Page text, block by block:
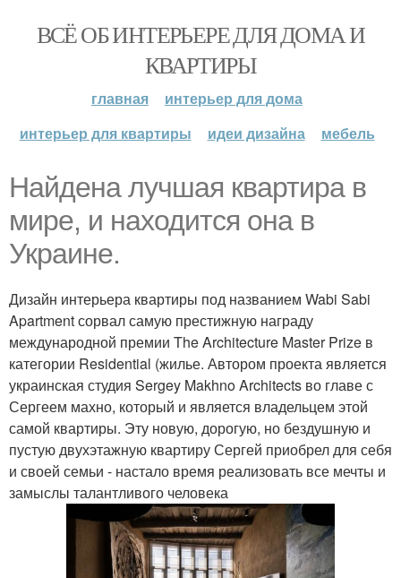
ВСЁ ОБ ИНТЕРЬЕРЕ ДЛЯ ДОМА И
КВАРТИРЫ
главная
интерьер для дома
интерьер для квартиры
идеи дизайна мебель
Найдена лучшая квартира в
мире, и находится она в
Украине.
Дизайн интерьера квартиры под названием Wabi Sabi
Apartment сорвал самую престижную награду
международной премии The Architecture Master Prize в
категории Residential (жилье. Автором проекта является
украинская студия Sergey Makhno Architects во главе с
Сергеем махно, который и является владельцем этой
самой квартиры. Эту новую, дорогую, но бездушную и
пустую двухэтажную квартиру Сергей приобрел для себя
и своей семьи - настало время реализовать все мечты и
замыслы талантливого человека